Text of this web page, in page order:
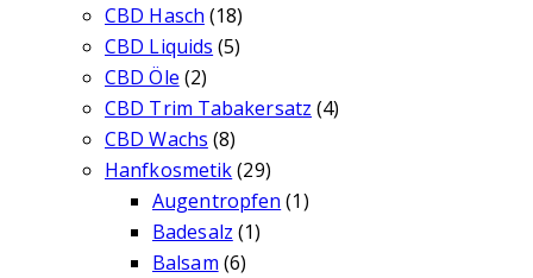
CBD Hasch (18)
CBD Liquids (5)
CBD Öle (2)
CBD Trim Tabakersatz (4)
CBD Wachs (8)
Hanfkosmetik(29)
Augentropfen (1)
Badesalz (1)
Balsam (6)